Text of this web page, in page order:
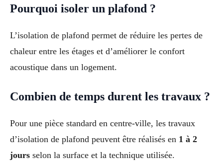
Pourquoi isoler un plafond ?
L’isolation de plafond permet de réduire les pertes de
chaleur entre les étages et d’améliorer le confort
acoustique dans un logement.
Combien de temps durent les travaux ?
Pour une pièce standard en centre-ville, les travaux
d’isolation de plafond peuvent être réalisés en 1 à 2
jours selon la surface et la technique utilisée.